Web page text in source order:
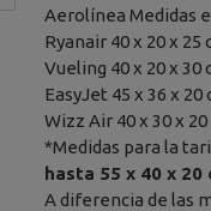
Aerolínea Medidas
Ryanair 40 x 20 x 25
Vueling 40 x 20 x 30
EasyJet 45 x 36 x
Wizz Air 40 x 30 x 20
*Medidas para la
hasta 55 x 40 x 20
A diferencia de las